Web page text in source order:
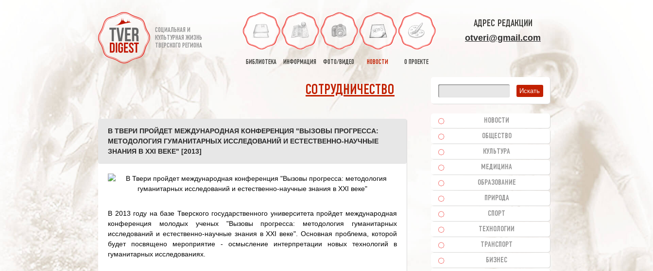
СОЦИАЛЬНАЯ И
КУЛЬТУРНАЯ ЖИЗНЬ
ТВЕРСКОГО РЕГИОНА
БИБЛИОТЕКА ИНФОРМАЦИЯ ФОТО/ВИДЕО НОВОСТИ О ПРОЕКТЕ
АДРЕС РЕДАКЦИИ
otveri@gmail.com
СОТРУДНИЧЕСТВО
В ТВЕРИ ПРОЙДЕТ МЕЖДУНАРОДНАЯ КОНФЕРЕНЦИЯ "ВЫЗОВЫ ПРОГРЕССА:
МЕТОДОЛОГИЯ ГУМАНИТАРНЫХ ИССЛЕДОВАНИЙ И ЕСТЕСТВЕННО-НАУЧНЫЕ
ЗНАНИЯ В ХХI ВЕКЕ" [2013]
В 2013 году на базе Тверского государственного университета пройдет международная
конференция молодых ученых "Вызовы прогресса: методология гуманитарных
исследований и естественно-научные знания в ХХI веке". Основная проблема, которой
будет посвящено мероприятие - осмысление интерпретации новых технологий в
гуманитарных исследованиях.
НОВОСТИ
ОБЩЕСТВО
КУЛЬТУРА
МЕДИЦИНА
ОБРАЗОВАНИЕ
ПРИРОДА
СПОРТ
ТЕХНОЛОГИИ
ТРАНСПОРТ
БИЗНЕС